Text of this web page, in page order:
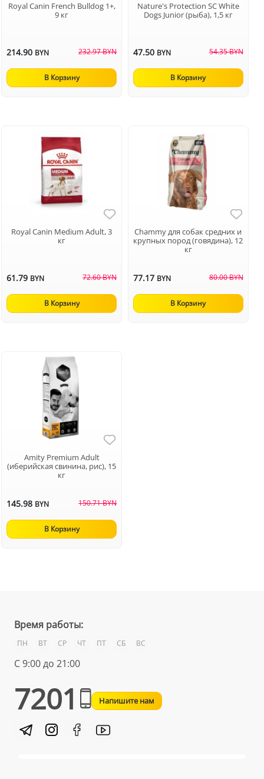
Royal Canin French Bulldog 1+,
9 кг
214.90 BYN 232.97 BYN
В Корзину
Nature's Protection SC White
Dogs Junior (рыба), 1,5 кг
47.50 BYN 54.35 BYN
В Корзину
Royal Canin Medium Adult, 3
кг
61.79 BYN 72.60 BYN
В Корзину
Chammy для собак средних и
крупных пород (говядина), 12
кг
77.17 BYN 80.00 BYN
В Корзину
Amity Premium Adult
(иберийская свинина, рис), 15
кг
145.98 BYN 150.71 BYN
В Корзину
Время работы:
ПН ВТ СР ЧТ ПТ СБ ВС
С 9:00 до 21:00
7201 Напишите нам